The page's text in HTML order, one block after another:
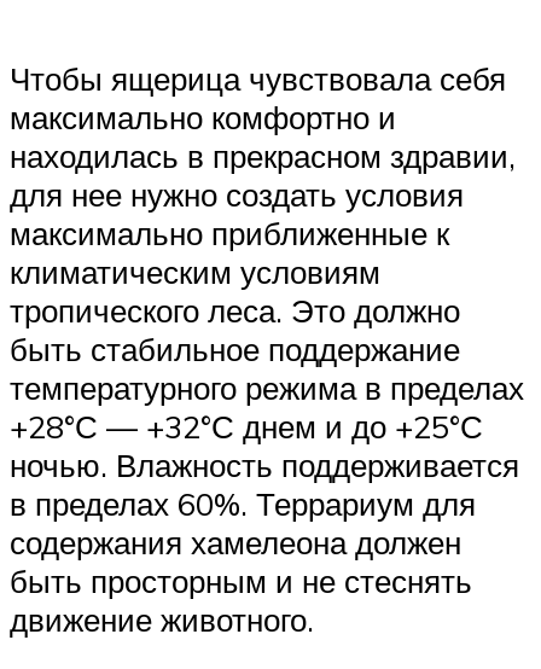
Чтобы ящерица чувствовала себя
максимально комфортно и
находилась в прекрасном здравии,
для нее нужно создать условия
максимально приближенные к
климатическим условиям
тропического леса. Это должно
быть стабильное поддержание
температурного режима в пределах
+28°С — +32°С днем и до +25°С
ночью. Влажность поддерживается
в пределах 60%. Террариум для
содержания хамелеона должен
быть просторным и не стеснять
движение животного.